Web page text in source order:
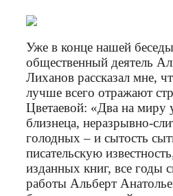
Уже в конце нашей
общественный деятель
Лиханов рассказал мне,
лучше всего отражают
Цветаевой: «Два на миру
близнеца, неразрывно-
голодных – и сытость
писательскую
изданных книг, все годы
работы Альберт